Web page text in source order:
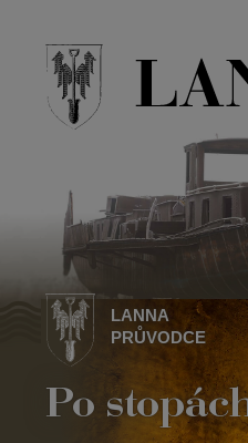
LANNA
PRŮVODCE
Po